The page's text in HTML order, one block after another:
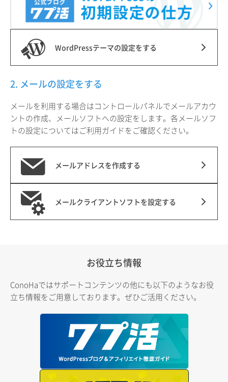
WordPressテーマの設定をする
2. メールの設定をする
メールを利用する場合はコントロールパネルでメールアカウ
ントの作成、メールソフトへの設定をします。各メールソフ
トの設定についてはご利用ガイドをご確認ください。
メールアドレスを作成する
メールクライアントソフトを設定する
お役立ち情報
ConoHaではサポートコンテンツの他にも以下のようなお役
立ち情報をご用意しております。ぜひご活用ください。